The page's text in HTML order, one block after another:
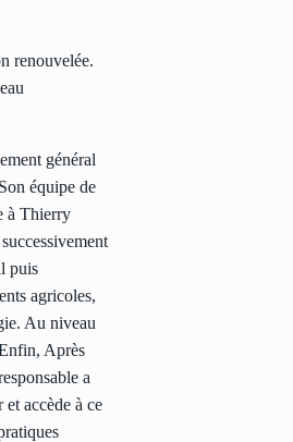
renouvelée.
général
équipe de
à Thierry
puis
agricoles,
Au niveau
Après
a
accède à ce